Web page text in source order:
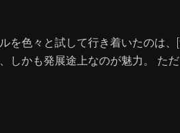
を色々と試して行き着いたのは
しかも発展途上なのが魅力。 た